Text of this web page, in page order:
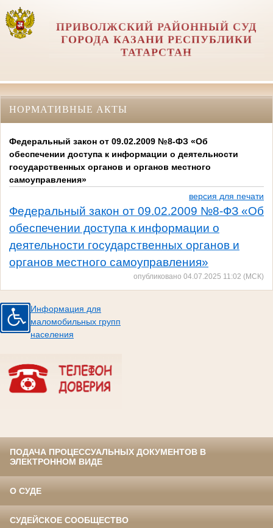
ПРИВОЛЖСКИЙ РАЙОННЫЙ СУД
ГОРОДА КАЗАНИ РЕСПУБЛИКИ
ТАТАРСТАН
НОРМАТИВНЫЕ АКТЫ
Федеральный закон от 09.02.2009 №8-ФЗ «Об
обеспечении доступа к информации о деятельности
государственных органов и органов местного
самоуправления»
версия для печати
Федеральный закон от 09.02.2009 №8-ФЗ «Об
обеспечении доступа к информации о
деятельности государственных органов и
органов местного самоуправления»
опубликовано 04.07.2025 11:02 (МСК)
Информация для
маломобильных групп
населения
ПОДАЧА ПРОЦЕССУАЛЬНЫХ ДОКУМЕНТОВ В
ЭЛЕКТРОННОМ ВИДЕ
О СУДЕ
СУДЕЙСКОЕ СООБЩЕСТВО